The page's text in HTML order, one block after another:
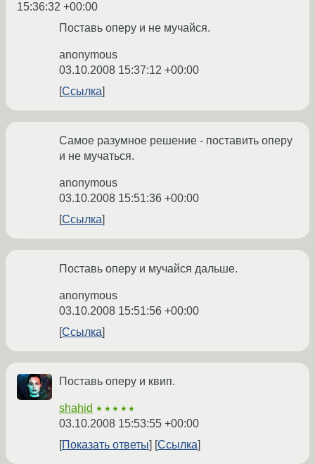
15:36:32 +00:00
Поставь оперу и не мучайся.
anonymous
03.10.2008 15:37:12 +00:00
Ссылка
Самое разумное решение - поставить оперу
и не мучаться.
anonymous
03.10.2008 15:51:36 +00:00
Ссылка
Поставь оперу и мучайся дальше.
anonymous
03.10.2008 15:51:56 +00:00
Ссылка
Поставь оперу и квип.
shahid ★★★★★
03.10.2008 15:53:55 +00:00
Показать ответы
Ссылка